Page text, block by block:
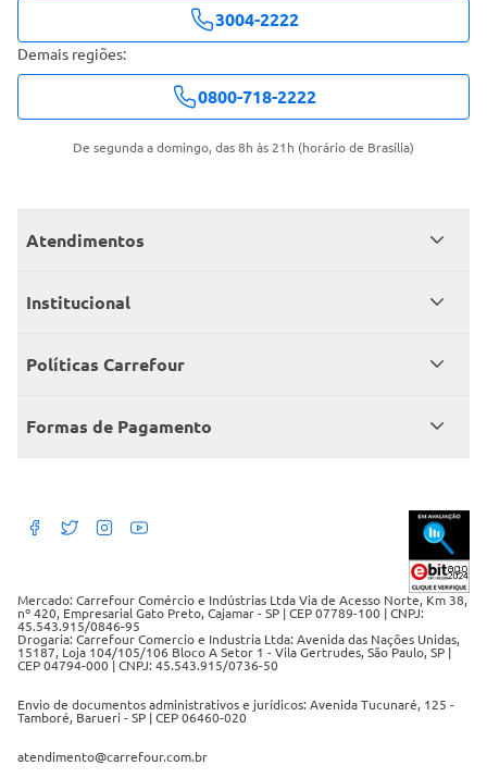
3004-2222
Demais regiões:
0800-718-2222
De segunda a domingo, das 8h às 21h (horário de Brasília)
Atendimentos
Meus pedidos
Consumidor.gov
Institucional
Grupo Carrefour Brasil
Produtos Carrefour
Políticas Carrefour
Políticas de entregas
Políticas de trocas e devoluções
Formas de Pagamento
Débito Bancário
Mercado: Carrefour Comércio e Indústrias Ltda Via de Acesso Norte, Km 38,
nº 420, Empresarial Gato Preto, Cajamar - SP | CEP 07789-100 | CNPJ:
45.543.915/0846-95
Drogaria: Carrefour Comercio e Industria Ltda: Avenida das Nações Unidas,
15187, Loja 104/105/106 Bloco A Setor 1 - Vila Gertrudes, São Paulo, SP |
CEP 04794-000 | CNPJ: 45.543.915/0736-50
Envio de documentos administrativos e jurídicos: Avenida Tucunaré, 125 -
Tamboré, Barueri - SP | CEP 06460-020
atendimento@carrefour.com.br